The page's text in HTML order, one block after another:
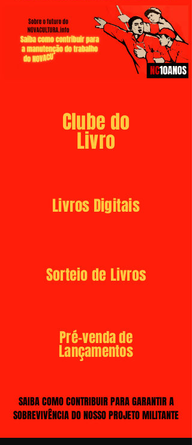
Clube do
Livro
Livros Digitais
Sorteio de Livros
Pré-venda de
Lançamentos
SAIBA COMO CONTRIBUIR PARA GARANTIR A
SOBREVIVÊNCIA DO NOSSO PROJETO MILITANTE